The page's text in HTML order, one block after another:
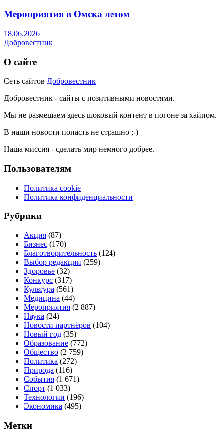
Мероприятия в Омска летом
18.06.2026
Добровестник
О сайте
Сеть сайтов Добровестник
Добровестник - сайты с позитивными новостями.
Мы не размещаем здесь шоковый контент в погоне за хайпом.
В наши новости попасть не страшно ;-)
Наша миссия - сделать мир немного добрее.
Пользователям
Политика cookie
Политика конфиденциальности
Рубрики
Акция (87)
Бизнес (170)
Благотворительность (124)
Выбор редакции (259)
Здоровье (32)
Конкурс (317)
Культура (561)
Медицина (44)
Мероприятия (2 887)
Наука (24)
Новости партнёров (104)
Новый год (35)
Образование (772)
Общество (2 759)
Политика (272)
Природа (116)
События (1 671)
Спорт (1 033)
Технологии (196)
Экономика (495)
Метки